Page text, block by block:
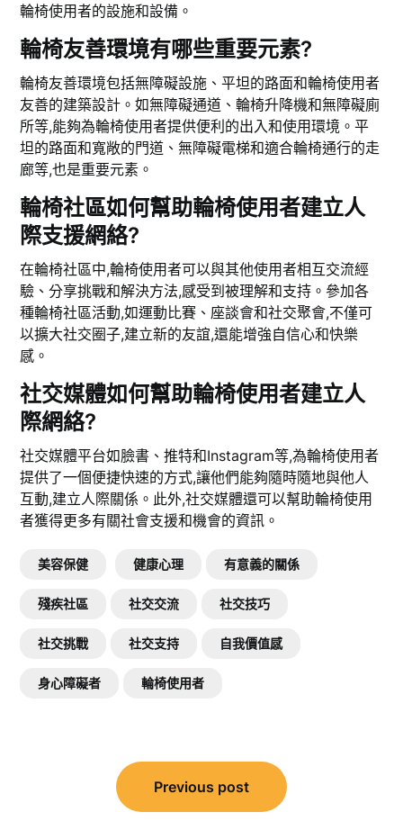
輪椅使用者的設施和設備。
輪椅友善環境有哪些重要元素?
輪椅友善環境包括無障礙設施、平坦的路面和輪椅使用者
友善的建築設計。如無障礙通道、輪椅升降機和無障礙廁
所等,能夠為輪椅使用者提供便利的出入和使用環境。平
坦的路面和寬敞的門道、無障礙電梯和適合輪椅通行的走
廊等,也是重要元素。
輪椅社區如何幫助輪椅使用者建立人
際支援網絡?
在輪椅社區中,輪椅使用者可以與其他使用者相互交流經
驗、分享挑戰和解決方法,感受到被理解和支持。參加各
種輪椅社區活動,如運動比賽、座談會和社交聚會,不僅可
以擴大社交圈子,建立新的友誼,還能增強自信心和快樂
感。
社交媒體如何幫助輪椅使用者建立人
際網絡?
社交媒體平台如臉書、推特和Instagram等,為輪椅使用者
提供了一個便捷快速的方式,讓他們能夠隨時隨地與他人
互動,建立人際關係。此外,社交媒體還可以幫助輪椅使用
者獲得更多有關社會支援和機會的資訊。
美容保健 健康心理 有意義的關係
殘疾社區 社交交流 社交技巧
社交挑戰 社交支持 自我價值感
身心障礙者 輪椅使用者
Previous post